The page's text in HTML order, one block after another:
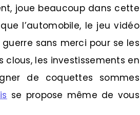
joue beaucoup dans cette
l’automobile, le jeu vidéo
sans merci pour se les
les investissements en
de coquettes sommes
se propose même de vous